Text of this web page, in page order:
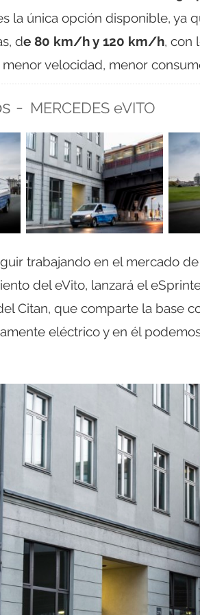
la única opción disponible, ya
de 80 km/h y 120 km/h, con
velocidad, menor
- MERCEDES eVITO
trabajando en el mercado
del eVito, lanzará el
Citan, que comparte la base
eléctrico y en él